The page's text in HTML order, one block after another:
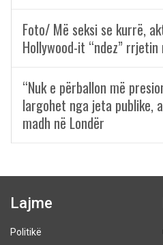
Foto/ Më seksi se kurrë,
Hollywood-it “ndez”
“Nuk e përballon më
largohet nga jeta publike,
madh në Londër
Lajme
Politikë